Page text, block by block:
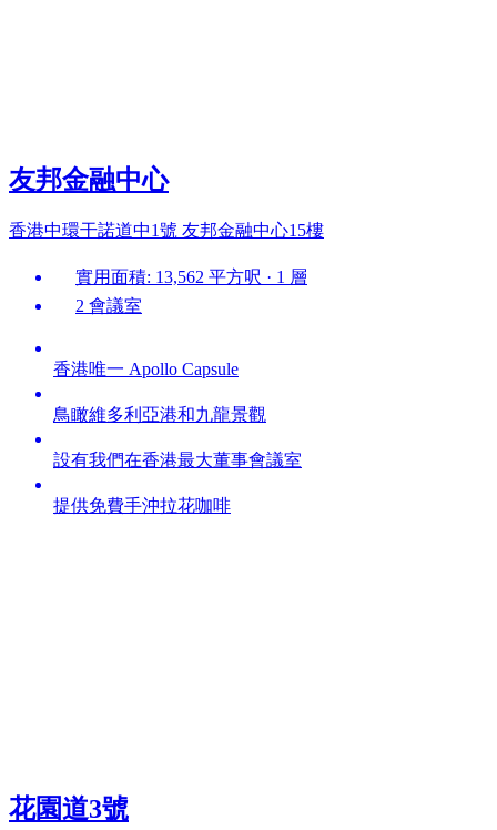
友邦金融中心
香港中環干諾道中1號 友邦金融中心15樓
實用面積: 13,562 平方呎 · 1 層
2 會議室
香港唯一 Apollo Capsule
鳥瞰維多利亞港和九龍景觀
設有我們在香港最大董事會議室
提供免費手沖拉花咖啡
花園道3號